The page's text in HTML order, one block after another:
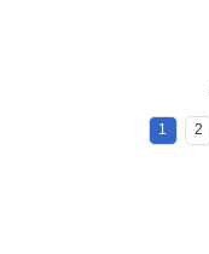
1 2